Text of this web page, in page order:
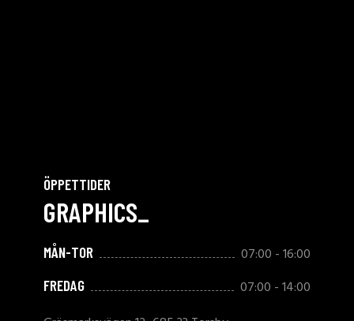
ÖPPETTIDER
GRAPHICS_
MÅN-TOR 07:00 - 16:00
FREDAG
07:00 - 14:00